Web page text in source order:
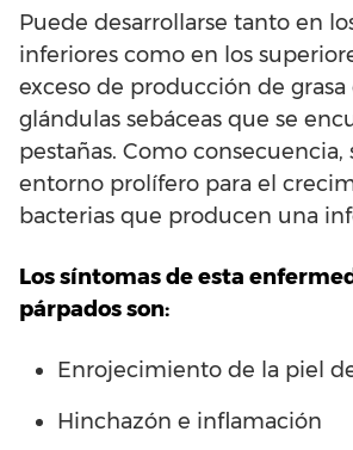
Puede desarrollarse tanto en
inferiores como en los
exceso de producción de grasa
glándulas sebáceas que se
pestañas. Como consecuencia,
entorno prolífero para el
bacterias que producen una
Los síntomas de esta
párpados son:
Enrojecimiento de la piel
Hinchazón e inflamación